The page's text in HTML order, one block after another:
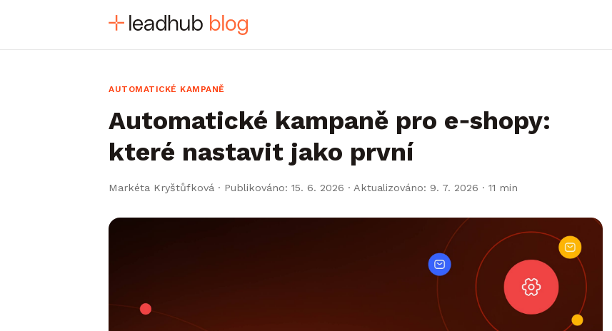
AUTOMATICKÉ KAMPANĚ
Automatické kampaně pro e‑shopy:
které nastavit jako první
Markéta Kryštůfková · Publikováno: 15. 6. 2026 · Aktualizováno: 9. 7. 2026 · 11 min